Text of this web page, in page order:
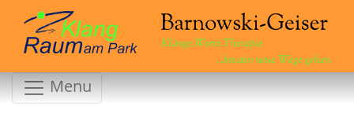
Klänge.Worte.Therapie
...kreativ neue Wege gehen
Menu